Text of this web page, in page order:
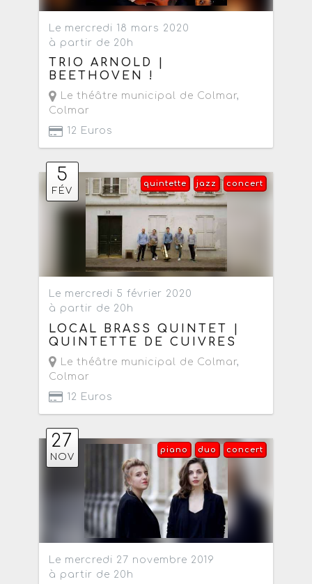
Le mercredi 18 mars 2020
à partir de 20h
TRIO ARNOLD |
BEETHOVEN !
Le théâtre municipal de Colmar,
Colmar
12 Euros
5
FÉV
concert
jazz
quintette
Le mercredi 5 février 2020
à partir de 20h
LOCAL BRASS QUINTET |
QUINTETTE DE CUIVRES
Le théâtre municipal de Colmar,
Colmar
12 Euros
27
NOV
concert
duo
piano
Le mercredi 27 novembre 2019
à partir de 20h